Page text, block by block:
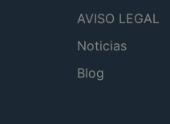
AVISO LEGAL
Noticias
Blog